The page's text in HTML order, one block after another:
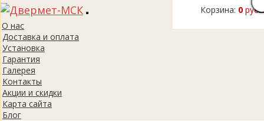
Корзина: 0 руб.
Toggle
О нас
Доставка и оплата
Установка
Гарантия
Галерея
Контакты
Акции и скидки
Карта сайта
Блог